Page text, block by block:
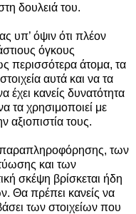
δουλειά του.
υπ’ όψιν ότι πλέον
όγκους
περισσότερα άτομα, τα
αυτά και να τα
έχει κανείς δυνατότητα
τα χρησιμοποιεί με
αξιοπιστία τους.
παραπληροφόρησης, των
και των
σκέψη βρίσκεται ήδη
Θα πρέπει κανείς να
των στοιχείων που